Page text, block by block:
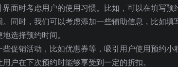
面时考虑用户的使用习惯。比如，可以在填写预
同时，我们可以考虑添加一些辅助信息，比如
选择预约时间。
促销活动，比如优惠券等，吸引用户使用预约
户在下次预约时能够享受到一定的折扣。